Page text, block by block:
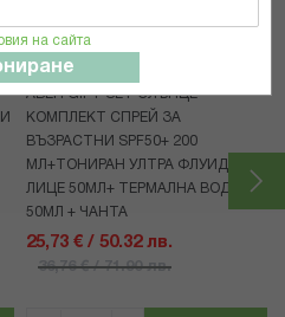
на сайта
30%
Avene
АВЕН GIFT SET СЛЪНЦЕ
КОМПЛЕКТ СПРЕЙ ЗА
ВЪЗРАСТНИ SPF50+ 200
МЛ+ТОНИРАН УЛТРА ФЛУИД ЗА
ЛИЦЕ 50МЛ+ ТЕРМАЛНА ВОДА
50МЛ + ЧАНТА
25,73 € / 50.32 лв.
36,76 € / 71.90 лв.